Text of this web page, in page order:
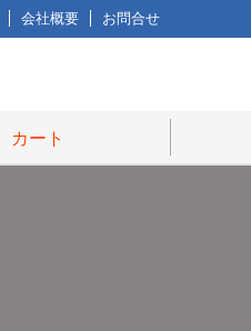
会社概要 お問合せ
カート